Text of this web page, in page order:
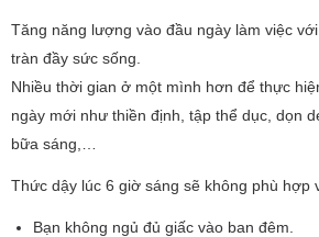
Tăng năng lượng vào đầu ngày làm việc
tràn đầy sức sống.
Nhiều thời gian ở một mình hơn để thực
ngày mới như thiền định, tập thể dục, dọn
bữa sáng,…
Thức dậy lúc 6 giờ sáng sẽ không phù hợp
Bạn không ngủ đủ giấc vào ban đêm.